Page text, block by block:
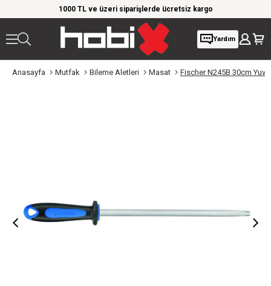
1000 TL ve üzeri siparişlerde ücretsiz kargo
Yardım
Anasayfa Mutfak Bileme Aletleri Masat Fischer N245B 30cm